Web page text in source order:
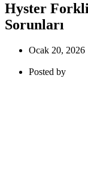
Hyster
Sorunları
Ocak 20, 2026
Posted by